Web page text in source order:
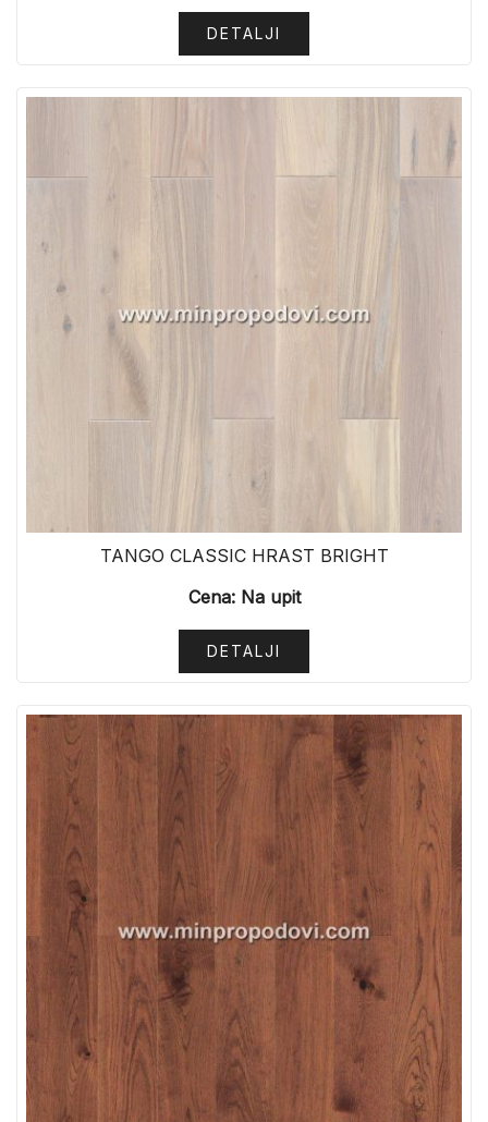
DETALJI
TANGO CLASSIC HRAST BRIGHT
Cena: Na upit
DETALJI